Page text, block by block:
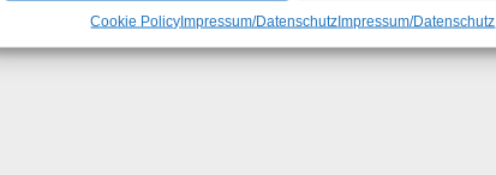
Cookie PolicyImpressum/DatenschutzImpressum/Datenschutz